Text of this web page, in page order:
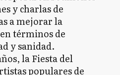
y charlas de
a mejorar la
términos de
y sanidad.
la Fiesta del
populares de